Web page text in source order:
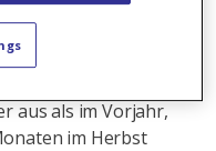
zu
zu 74%.
aus als im Vorjahr,
im Herbst